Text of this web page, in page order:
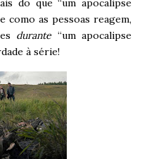
do que “um apocalipse
como as pessoas reagem,
durante “um apocalipse
à série!